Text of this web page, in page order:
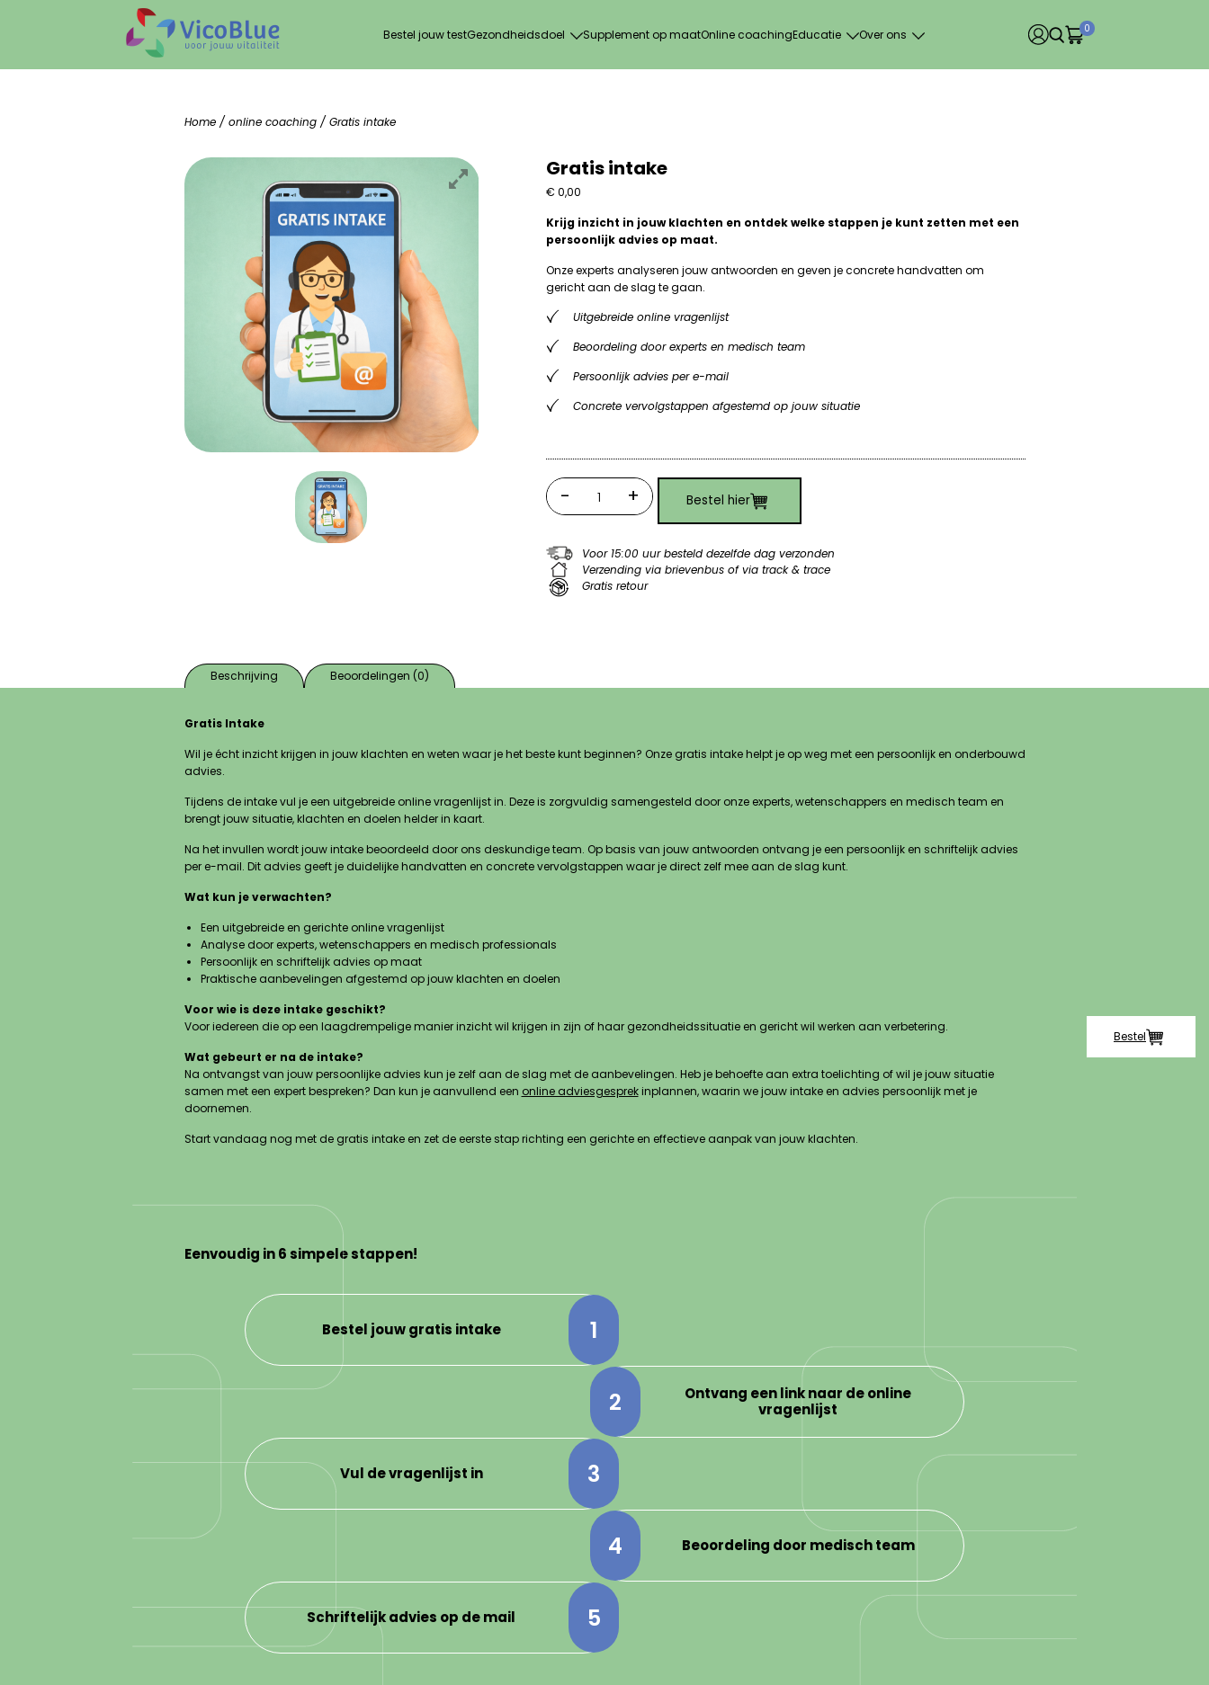
Bestel jouw testGezondheidsdoel Supplement op maatOnline coachingEducatie Over ons 0
Home/ online coaching/ Gratis intake
Gratis intake
€ 0,00
Krijg inzicht in jouw klachten en ontdek welke stappen je kunt zetten met een
persoonlijk advies op maat.
Onze experts analyseren jouw antwoorden en geven je concrete handvatten om
gericht aan de slag te gaan.
Uitgebreide online vragenlijst
Beoordeling door experts en medisch team
Persoonlijk advies per e-mail
Concrete vervolgstappen afgestemd op jouw situatie
Quantity
- + Bestel hier
Bestel
Voor 15:00 uur besteld dezelfde dag verzonden
Verzending via brievenbus of via track & trace
Gratis retour
Beschrijving Beoordelingen (0)
Gratis Intake
Wil je écht inzicht krijgen in jouw klachten en weten waar je het beste kunt beginnen? Onze gratis intake helpt je op weg met een persoonlijk en onderbouwd
advies.
Tijdens de intake vul je een uitgebreide online vragenlijst in. Deze is zorgvuldig samengesteld door onze experts, wetenschappers en medisch team en
brengt jouw situatie, klachten en doelen helder in kaart.
Na het invullen wordt jouw intake beoordeeld door ons deskundige team. Op basis van jouw antwoorden ontvang je een persoonlijk en schriftelijk advies
per e-mail. Dit advies geeft je duidelijke handvatten en concrete vervolgstappen waar je direct zelf mee aan de slag kunt.
Wat kun je verwachten?
Een uitgebreide en gerichte online vragenlijst
Analyse door experts, wetenschappers en medisch professionals
Persoonlijk en schriftelijk advies op maat
Praktische aanbevelingen afgestemd op jouw klachten en doelen
Voor wie is deze intake geschikt?
Voor iedereen die op een laagdrempelige manier inzicht wil krijgen in zijn of haar gezondheidssituatie en gericht wil werken aan verbetering.
Wat gebeurt er na de intake?
Na ontvangst van jouw persoonlijke advies kun je zelf aan de slag met de aanbevelingen. Heb je behoefte aan extra toelichting of wil je jouw situatie
samen met een expert bespreken? Dan kun je aanvullend een online adviesgesprekinplannen, waarin we jouw intake en advies persoonlijk met je
doornemen.
Start vandaag nog met de gratis intake en zet de eerste stap richting een gerichte en effectieve aanpak van jouw klachten.
Eenvoudig in 6 simpele stappen!
Bestel jouw gratis intake 1
Ontvang een link naar de online
vragenlijst
2
Vul de vragenlijst in 3
Beoordeling door medisch team
4
Schriftelijk advies op de mail 5